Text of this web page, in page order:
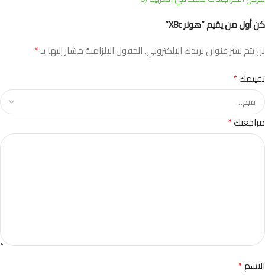
كن أول من يقيم “هونر X8c”
لن يتم نشر عنوان بريدك الإلكتروني.الحقول الإلزامية مشار إليها بـ*
تقييمك*
مراجعتك*
الاسم*